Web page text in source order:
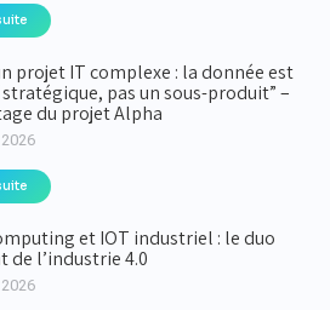
projet IT complexe : la donnée est
pas un sous-produit” –
du projet Alpha
et IOT industriel : le duo
de l’industrie 4.0